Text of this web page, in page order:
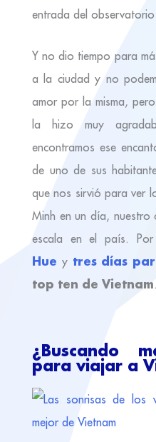
entrada del
Y no dio tiempo para
a la ciudad y no
amor por la misma,
la hizo muy
encontramos ese
de uno de sus
que nos sirvió para ver
Minh en un día, nuestro
escala en el país. Por
Hue y tres días
top ten de Vietnam.
¿Buscando
para viajar a